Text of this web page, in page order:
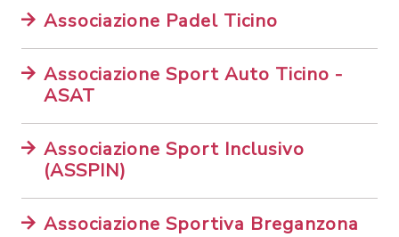
Associazione Padel Ticino
Associazione Sport Auto Ticino -
ASAT
Associazione Sport Inclusivo
(ASSPIN)
Associazione Sportiva Breganzona